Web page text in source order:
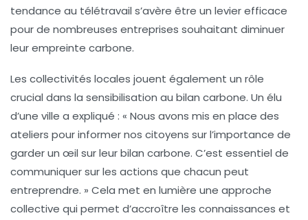
tendance au télétravail s’avère être un levier efficace
pour de nombreuses entreprises souhaitant diminuer
leur empreinte carbone.
Les collectivités locales jouent également un rôle
crucial dans la sensibilisation au bilan carbone. Un élu
d’une ville a expliqué : « Nous avons mis en place des
ateliers pour informer nos citoyens sur l’importance de
garder un œil sur leurbilan carbone. C’est essentiel de
communiquer sur les actions que chacun peut
entreprendre. » Cela met en lumière une approche
collective qui permet d’accroître les connaissances et